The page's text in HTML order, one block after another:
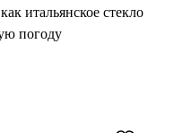
итальянское стекло
погоду